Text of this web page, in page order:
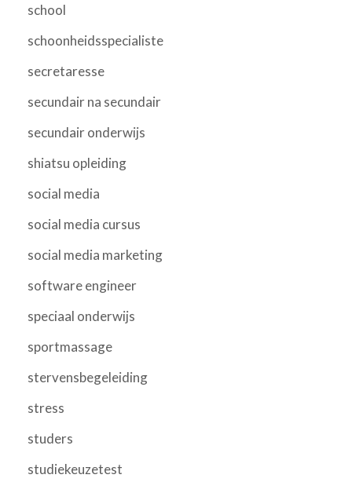
school
schoonheidsspecialiste
secretaresse
secundair na secundair
secundair onderwijs
shiatsu opleiding
social media
social media cursus
social media marketing
software engineer
speciaal onderwijs
sportmassage
stervensbegeleiding
stress
studers
studiekeuzetest